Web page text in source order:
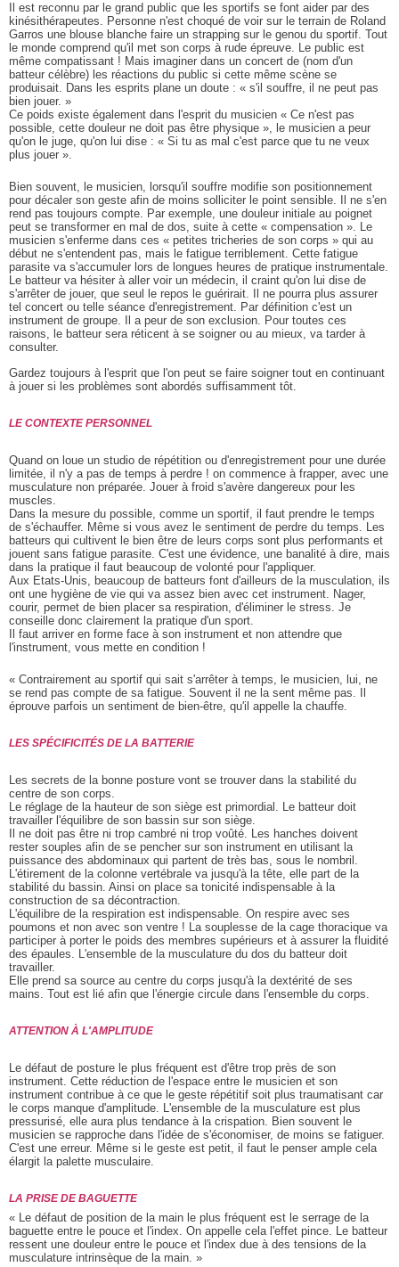
Il est reconnu par le grand public que les sportifs se font aider par des
kinésithérapeutes. Personne n'est choqué de voir sur le terrain de Roland
Garros une blouse blanche faire un strapping sur le genou du sportif. Tout
le monde comprend qu'il met son corps à rude épreuve. Le public est
même compatissant ! Mais imaginer dans un concert de (nom d'un
batteur célèbre) les réactions du public si cette même scène se
produisait. Dans les esprits plane un doute : « s'il souffre, il ne peut pas
bien jouer. »
Ce poids existe également dans l'esprit du musicien « Ce n'est pas
possible, cette douleur ne doit pas être physique », le musicien a peur
qu'on le juge, qu'on lui dise : « Si tu as mal c'est parce que tu ne veux
plus jouer ».
Bien souvent, le musicien, lorsqu'il souffre modifie son positionnement
pour décaler son geste afin de moins solliciter le point sensible. Il ne s'en
rend pas toujours compte. Par exemple, une douleur initiale au poignet
peut se transformer en mal de dos, suite à cette « compensation ». Le
musicien s'enferme dans ces « petites tricheries de son corps » qui au
début ne s'entendent pas, mais le fatigue terriblement. Cette fatigue
parasite va s'accumuler lors de longues heures de pratique instrumentale.
Le batteur va hésiter à aller voir un médecin, il craint qu'on lui dise de
s'arrêter de jouer, que seul le repos le guérirait. Il ne pourra plus assurer
tel concert ou telle séance d'enregistrement. Par définition c'est un
instrument de groupe. Il a peur de son exclusion. Pour toutes ces
raisons, le batteur sera réticent à se soigner ou au mieux, va tarder à
consulter.
Gardez toujours à l'esprit que l'on peut se faire soigner tout en continuant
à jouer si les problèmes sont abordés suffisamment tôt.
LE CONTEXTE PERSONNEL
Quand on loue un studio de répétition ou d'enregistrement pour une durée
limitée, il n'y a pas de temps à perdre ! on commence à frapper, avec une
musculature non préparée. Jouer à froid s'avère dangereux pour les
muscles.
Dans la mesure du possible, comme un sportif, il faut prendre le temps
de s'échauffer. Même si vous avez le sentiment de perdre du temps. Les
batteurs qui cultivent le bien être de leurs corps sont plus performants et
jouent sans fatigue parasite. C'est une évidence, une banalité à dire, mais
dans la pratique il faut beaucoup de volonté pour l'appliquer.
Aux Etats-Unis, beaucoup de batteurs font d'ailleurs de la musculation, ils
ont une hygiène de vie qui va assez bien avec cet instrument. Nager,
courir, permet de bien placer sa respiration, d'éliminer le stress. Je
conseille donc clairement la pratique d'un sport.
Il faut arriver en forme face à son instrument et non attendre que
l'instrument, vous mette en condition !
« Contrairement au sportif qui sait s'arrêter à temps, le musicien, lui, ne
se rend pas compte de sa fatigue. Souvent il ne la sent même pas. Il
éprouve parfois un sentiment de bien-être, qu'il appelle la chauffe.
LES SPÉCIFICITÉS DE LA BATTERIE
Les secrets de la bonne posture vont se trouver dans la stabilité du
centre de son corps.
Le réglage de la hauteur de son siège est primordial. Le batteur doit
travailler l'équilibre de son bassin sur son siège.
Il ne doit pas être ni trop cambré ni trop voûté. Les hanches doivent
rester souples afin de se pencher sur son instrument en utilisant la
puissance des abdominaux qui partent de très bas, sous le nombril.
L'étirement de la colonne vertébrale va jusqu'à la tête, elle part de la
stabilité du bassin. Ainsi on place sa tonicité indispensable à la
construction de sa décontraction.
L'équilibre de la respiration est indispensable. On respire avec ses
poumons et non avec son ventre ! La souplesse de la cage thoracique va
participer à porter le poids des membres supérieurs et à assurer la fluidité
des épaules. L'ensemble de la musculature du dos du batteur doit
travailler.
Elle prend sa source au centre du corps jusqu'à la dextérité de ses
mains. Tout est lié afin que l'énergie circule dans l'ensemble du corps.
ATTENTION À L'AMPLITUDE
Le défaut de posture le plus fréquent est d'être trop près de son
instrument. Cette réduction de l'espace entre le musicien et son
instrument contribue à ce que le geste répétitif soit plus traumatisant car
le corps manque d'amplitude. L'ensemble de la musculature est plus
pressurisé, elle aura plus tendance à la crispation. Bien souvent le
musicien se rapproche dans l'idée de s'économiser, de moins se fatiguer.
C'est une erreur. Même si le geste est petit, il faut le penser ample cela
élargit la palette musculaire.
LA PRISE DE BAGUETTE
« Le défaut de position de la main le plus fréquent est le serrage de la
baguette entre le pouce et l'index. On appelle cela l'effet pince. Le batteur
ressent une douleur entre le pouce et l'index due à des tensions de la
musculature intrinsèque de la main. »